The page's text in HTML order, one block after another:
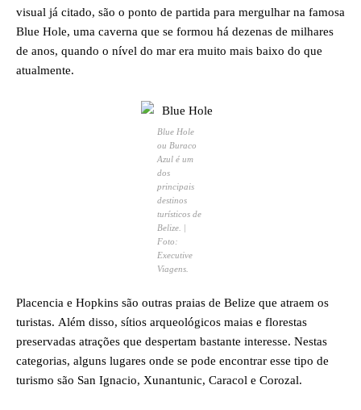
visual já citado, são o ponto de partida para mergulhar na famosa
Blue Hole, uma caverna que se formou há dezenas de milhares
de anos, quando o nível do mar era muito mais baixo do que
atualmente.
Blue Hole
ou Buraco
Azul é um
dos
principais
destinos
turísticos de
Belize. |
Foto:
Executive
Viagens.
Placencia e Hopkins são outras praias de Belize que atraem os
turistas. Além disso, sítios arqueológicos maias e florestas
preservadas atrações que despertam bastante interesse. Nestas
categorias, alguns lugares onde se pode encontrar esse tipo de
turismo são San Ignacio, Xunantunic, Caracol e Corozal.